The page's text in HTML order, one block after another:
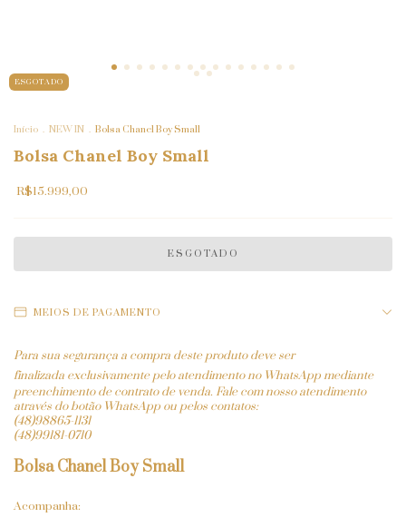
ESGOTADO
Início . NEW IN . Bolsa Chanel Boy Small
Bolsa Chanel Boy Small
R$15.999,00
MEIOS DE PAGAMENTO
Para sua segurança a compra deste produto deve ser
finalizada exclusivamente pelo atendimento no WhatsApp mediante
preenchimento de contrato de venda. Fale com nosso atendimento
através do botão WhatsApp ou pelos contatos:
(48)98865-1131
(48)99181-0710
Bolsa Chanel Boy Small
Acompanha: